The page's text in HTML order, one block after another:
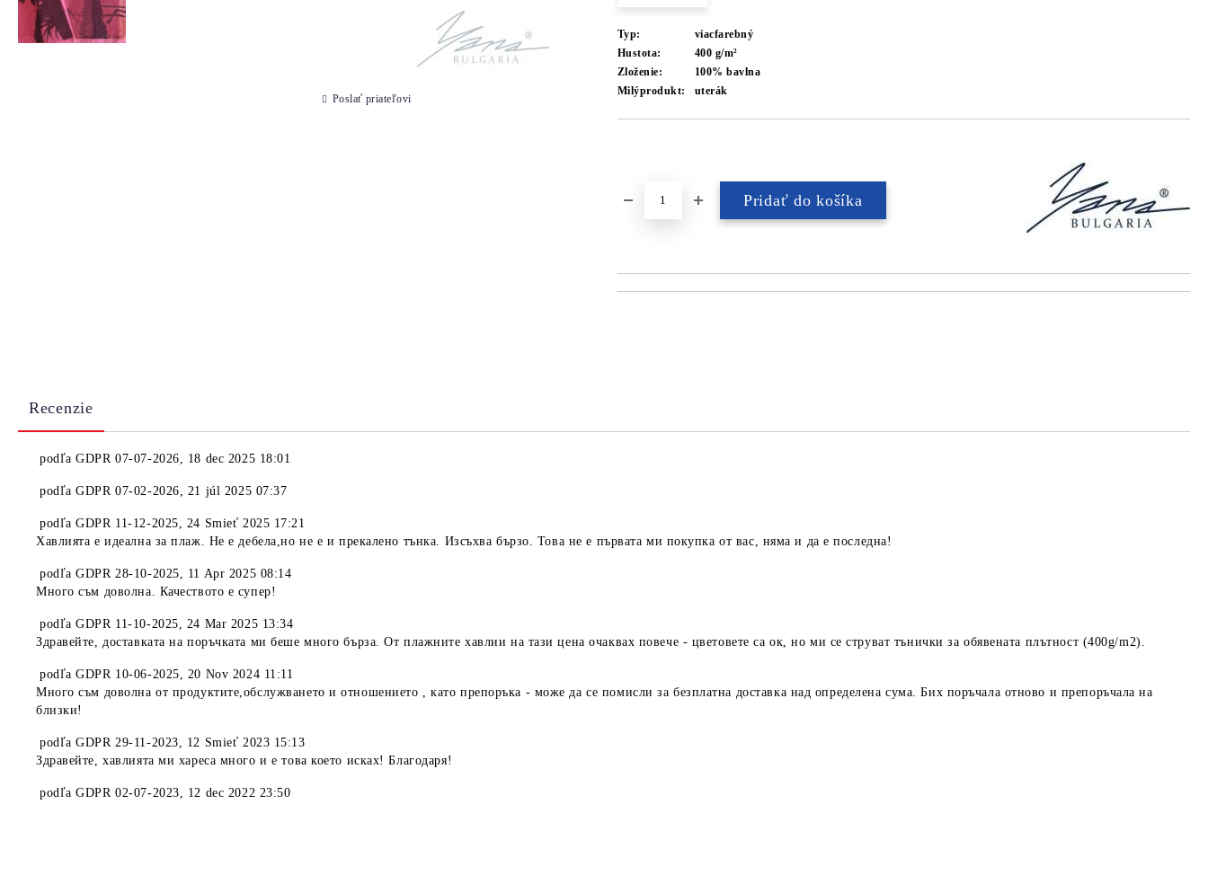
Typ:
viacfarebný
Hustota:
400 g/m²
Zloženie:
100% bavlna
Milýprodukt:
uterák
Poslať priateľovi
Recenzie
podľaGDPR 07-07-2026, 18 dec 2025 18:01
podľaGDPR 07-02-2026, 21 júl 2025 07:37
podľaGDPR 11-12-2025, 24 Smieť 2025 17:21
Хавлията е идеална за плаж. Не е дебела,но не е и прекалено тънка. Изсъхва бързо. Това не е първата ми покупка от вас, няма и да е последна!
podľaGDPR 28-10-2025, 11 Apr 2025 08:14
Много съм доволна. Качеството е супер!
podľaGDPR 11-10-2025, 24 Mar 2025 13:34
Здравейте, доставката на поръчката ми беше много бърза. От плажните хавлии на тази цена очаквах повече - цветовете са ок, но ми се струват тънички за обявената плътност (400g/m2).
podľaGDPR 10-06-2025, 20 Nov 2024 11:11
Много съм доволна от продуктите,обслужването и отношението , като препоръка - може да се помисли за безплатна доставка над определена сума. Бих поръчала отново и препоръчала на
близки!
podľaGDPR 29-11-2023, 12 Smieť 2023 15:13
Здравейте, хавлията ми хареса много и е това което исках! Благодаря!
podľaGDPR 02-07-2023, 12 dec 2022 23:50